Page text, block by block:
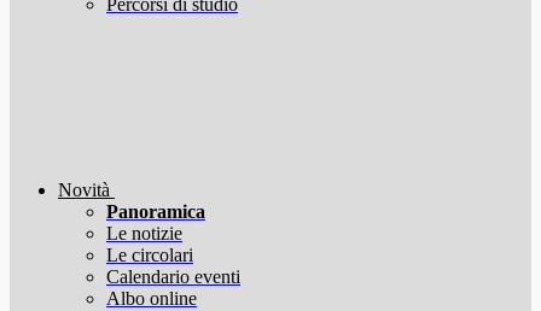
Percorsi di studio
Novità
Panoramica
Le notizie
Le circolari
Calendario eventi
Albo online